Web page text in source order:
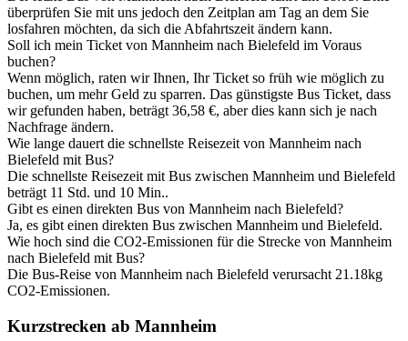
überprüfen Sie mit uns jedoch den Zeitplan am Tag an dem Sie
losfahren möchten, da sich die Abfahrtszeit ändern kann.
Soll ich mein Ticket von Mannheim nach Bielefeld im Voraus
buchen?
Wenn möglich, raten wir Ihnen, Ihr Ticket so früh wie möglich zu
buchen, um mehr Geld zu sparren. Das günstigste Bus Ticket, dass
wir gefunden haben, beträgt 36,58 €, aber dies kann sich je nach
Nachfrage ändern.
Wie lange dauert die schnellste Reisezeit von Mannheim nach
Bielefeld mit Bus?
Die schnellste Reisezeit mit Bus zwischen Mannheim und Bielefeld
beträgt 11 Std. und 10 Min..
Gibt es einen direkten Bus von Mannheim nach Bielefeld?
Ja, es gibt einen direkten Bus zwischen Mannheim und Bielefeld.
Wie hoch sind die CO2-Emissionen für die Strecke von Mannheim
nach Bielefeld mit Bus?
Die Bus-Reise von Mannheim nach Bielefeld verursacht 21.18kg
CO2-Emissionen.
Kurzstrecken ab Mannheim